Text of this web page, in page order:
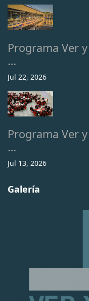
Programa Ver
…
Jul 22, 2026
Programa Ver
…
Jul 13, 2026
Galería